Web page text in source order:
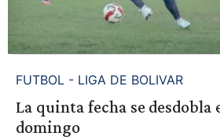
FUTBOL - LIGA DE BOLIVAR
La quinta fecha se desdobla
domingo